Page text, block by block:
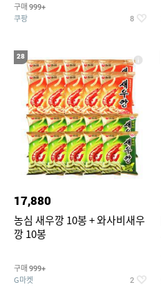
구매 999+
쿠팡 8
28
17,880
농심 새우깡 10봉 + 와사비새우
깡 10봉
구매 999+
G마켓 2